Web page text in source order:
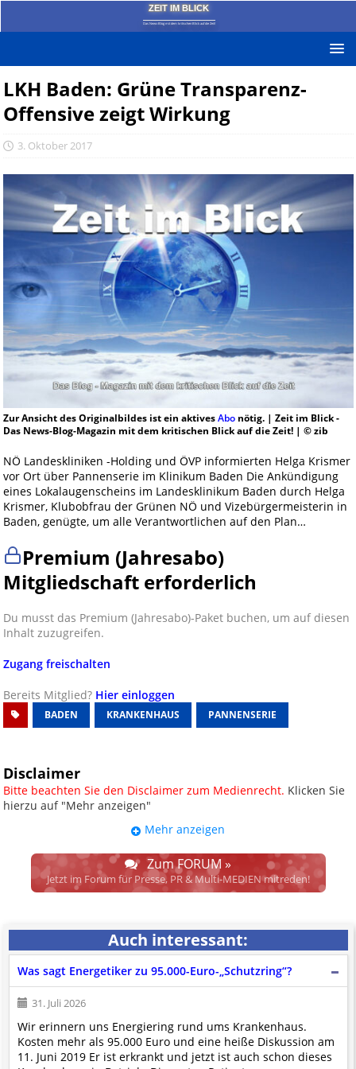
ZEIT IM BLICK
Das News-Blog mit dem kritischen Blick auf die Zeit!
LKH Baden: Grüne Transparenz-
Offensive zeigt Wirkung
3. Oktober 2017
Zur Ansicht des Originalbildes ist ein aktivesAbonötig. | Zeit im Blick -
Das News-Blog-Magazin mit dem kritischen Blick auf die Zeit! | © zib
NÖ Landeskliniken -Holding und ÖVP informierten Helga Krismer
vor Ort über Pannenserie im Klinikum Baden Die Ankündigung
eines Lokalaugenscheins im Landesklinikum Baden durch Helga
Krismer, Klubobfrau der Grünen NÖ und Vizebürgermeisterin in
Baden, genügte, um alle Verantwortlichen auf den Plan…
Premium (Jahresabo)
Mitgliedschaft erforderlich
Du musst das Premium (Jahresabo)-Paket buchen, um auf diesen
Inhalt zuzugreifen.
Zugang freischalten
Bereits Mitglied? Hier einloggen
BADEN KRANKENHAUS PANNENSERIE
Disclaimer
Bitte beachten Sie den Disclaimer zum Medienrecht. Klicken Sie
hierzu auf "Mehr anzeigen"
UPDATE: § 17 ECG seit 16.02.2024
weggefallen.
Wir lassen den Disclaimertext dennoch so stehen, bis sich die
Justiz im klaren ist, wodurch dieser und etliche weitere, damit
Spielraum für das sog. "Richterrecht", welches alleine aufgrund
schwammiger Gesetze gewisse Parteien bevorzugen kann.
Wir verweisen hiermit auf den
Ausschluss der Verantwortlichkeit bei
Links
und betonen ausdrücklich, dass wir die im Abs. 1 des § 17 ECG
genannte Überprüfung etwaiger Rechtswidrigkeit im verlinkten Inhalt
nicht immer gewährleisten können.
Die Betreiber und die Autoren dieser Website sind weder Juristen, noch
beschäftigen sie solche, dürfen und können daherkeine
Mehr anzeigen
Zum FORUM »
Jetzt im Forum für Presse, PR & Multi-MEDIEN mitreden!
Auch interessant:
Was sagt Energetiker zu 95.000-Euro-„Schutzring“?
31. Juli 2026
Wir erinnern uns Energiering rund ums Krankenhaus.
Kosten mehr als 95.000 Euro und eine heiße Diskussion am
11. Juni 2019 Er ist erkrankt und jetzt ist auch schon dieses